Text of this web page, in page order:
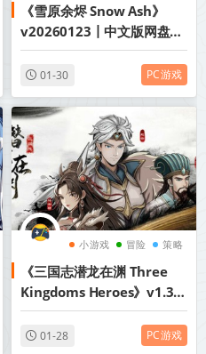
汽车
《雪原余烬 Snow Ash》
v20260123丨中文版网盘下
载
01-30 PC游戏
小游戏 冒险 策略
《三国志潜龙在渊 Three
Kingdoms Heroes》v1.35
丨中文版网盘下载
01-28 PC游戏